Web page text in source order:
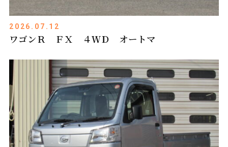
2026.07.12
ワゴンＲ ＦＸ ４ＷＤ オートマ